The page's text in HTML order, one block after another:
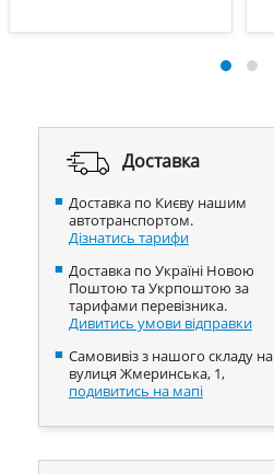
Доставка
Доставка по Києву нашим
автотранспортом.
Дізнатись тарифи
Доставка по Україні Новою
Поштою та Укрпоштою за
тарифами перевізника.
Дивитись умови відправки
Самовивіз з нашого складу на
вулиця Жмеринська, 1,
подивитись на мапі